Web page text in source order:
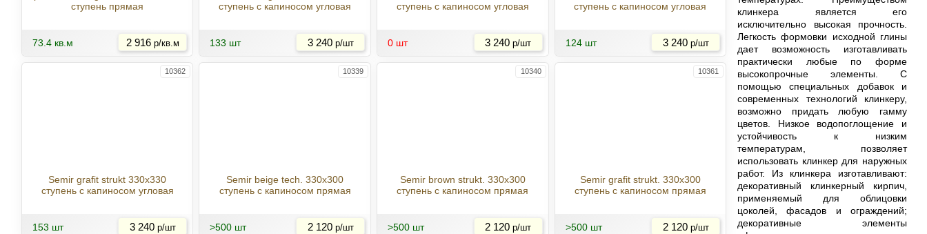
ступень прямая
73.4 кв.м 2 916р/кв.м
ступень с капиносом угловая
133 шт 3 240р/шт
ступень с капиносом угловая
0 шт 3 240 р/шт
ступень с капиносом угловая
124 шт 3 240р/шт
10362
Semir grafit strukt 330x330
ступень с капиносом угловая
153 шт 3 240р/шт
10339
Semir beige tech. 330x300
ступень с капиносом прямая
>500 шт 2 120р/шт
10340
Semir brown strukt. 330x300
ступень с капиносом прямая
>500 шт 2 120 р/шт
10361
Semir grafit strukt. 330x300
ступень с капиносом прямая
>500 шт 2 120р/шт
клинкера является его
исключительно высокая прочность.
Легкость формовки исходной глины
дает возможность изготавливать
практически любые по форме
высокопрочные элементы. С
помощью специальных добавок и
современных технологий клинкеру,
возможно придать любую гамму
цветов. Низкое водопоглощение и
устойчивость к низким
температурам, позволяет
использовать клинкер для наружных
работ. Из клинкера изготавливают:
декоративный клинкерный кирпич,
применяемый для облицовки
цоколей, фасадов и ограждений;
декоративные элементы